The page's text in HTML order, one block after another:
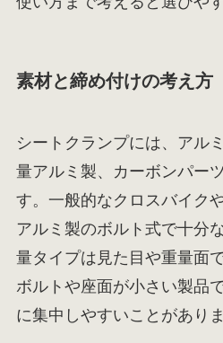
素材と締め付けの考え方
シートクランプには、アル
量アルミ製、カーボンパー
す。一般的なクロスバイク
アルミ製のボルト式で十分
量タイプは見た目や重量面
ボルトや座面が小さい製品
に集中しやすいことがありま